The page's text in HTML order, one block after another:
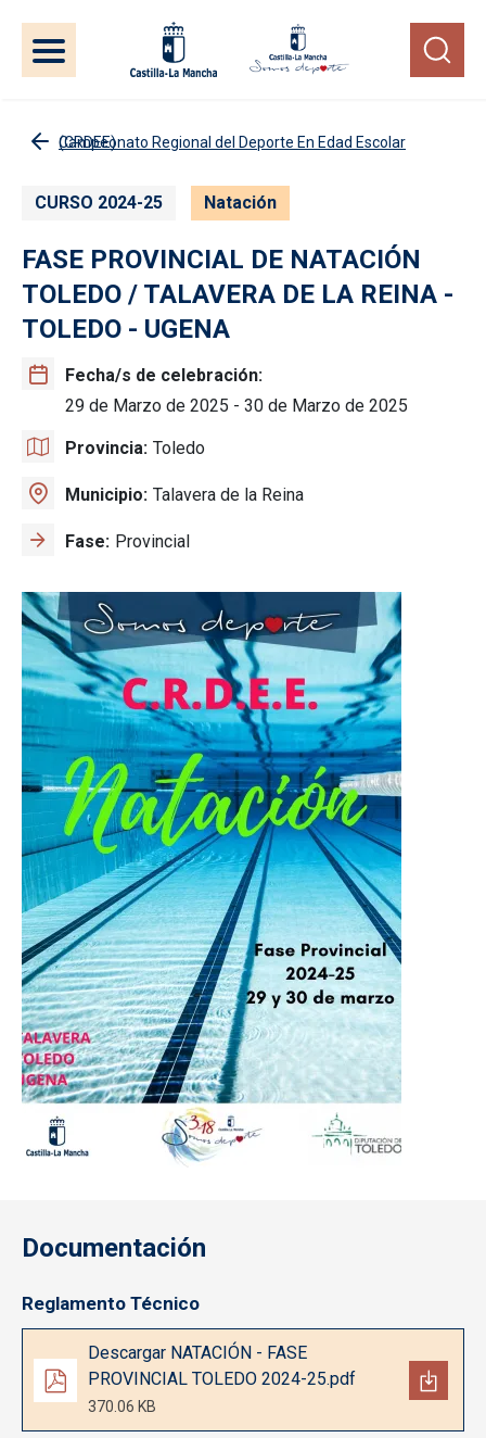
Campeonato Regional del Deporte En Edad Escolar (CRDEE)
CURSO 2024-25 Natación
FASE PROVINCIAL DE NATACIÓN
TOLEDO / TALAVERA DE LA REINA -
TOLEDO - UGENA
Fecha/s de celebración
29 de Marzo de 2025 - 30 de Marzo de 2025
Provincia Toledo
Municipio Talavera de la Reina
Fase Provincial
Documentación
Reglamento Técnico
Documento
Descargar NATACIÓN - FASE
PROVINCIAL TOLEDO 2024-25.pdf
370.06 KB